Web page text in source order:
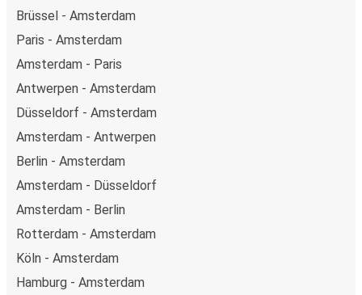
Brüssel - Amsterdam
Paris - Amsterdam
Amsterdam - Paris
Antwerpen - Amsterdam
Düsseldorf - Amsterdam
Amsterdam - Antwerpen
Berlin - Amsterdam
Amsterdam - Düsseldorf
Amsterdam - Berlin
Rotterdam - Amsterdam
Köln - Amsterdam
Hamburg - Amsterdam